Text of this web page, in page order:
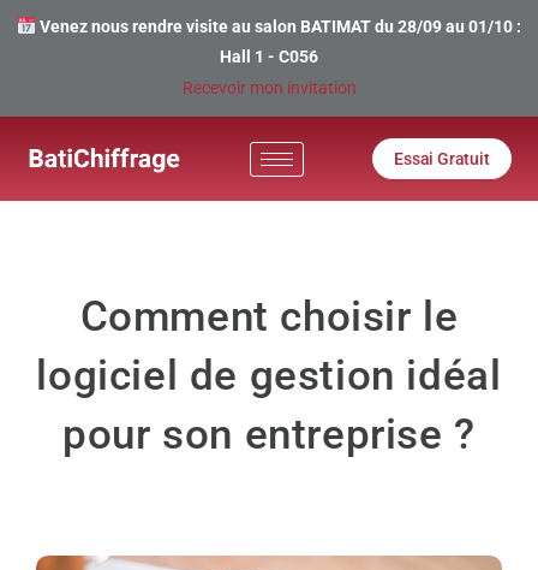
Venez nous rendre visite au salon BATIMAT du 28/09 au 01/10 :
Hall 1 - C056
Recevoir mon invitation
Essai Gratuit
Comment choisir le
logiciel de gestion idéal
pour son entreprise ?